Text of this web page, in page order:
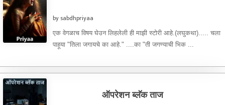
by sabdhpriyaa
एक वेगळाच विषय घेउन लिहलेली ही माझी स्टोरी आहे.(लघुकथा)..... चला
पाहूया "तिला जगायचे का आहे." ....का "ती जगण्याची भिक ...
ऑपरेशन ब्लॅक ताज